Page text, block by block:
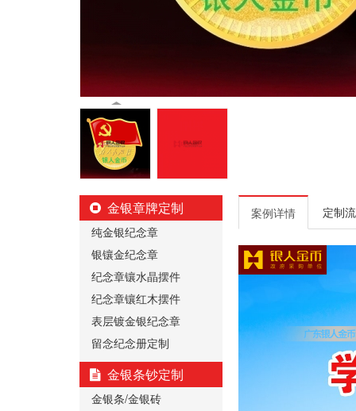
金银章牌定制
纯金银纪念章
银镶金纪念章
纪念章镶水晶摆件
纪念章镶红木摆件
表层镀金银纪念章
留念纪念册定制
金银条钞定制
金银条/金银砖
案例详情 定制